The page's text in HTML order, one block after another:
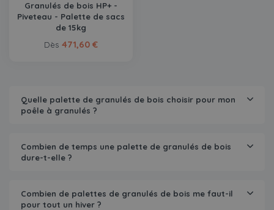
Granulés de bois HP+ -
Piveteau - Palette de sacs
de 15kg
Dès 471,60 €
Quelle palette de granulés de bois choisir pour mon
poêle à granulés ?
Combien de temps une palette de granulés de bois
dure-t-elle ?
Combien de palettes de granulés de bois me faut-il
pour tout un hiver ?